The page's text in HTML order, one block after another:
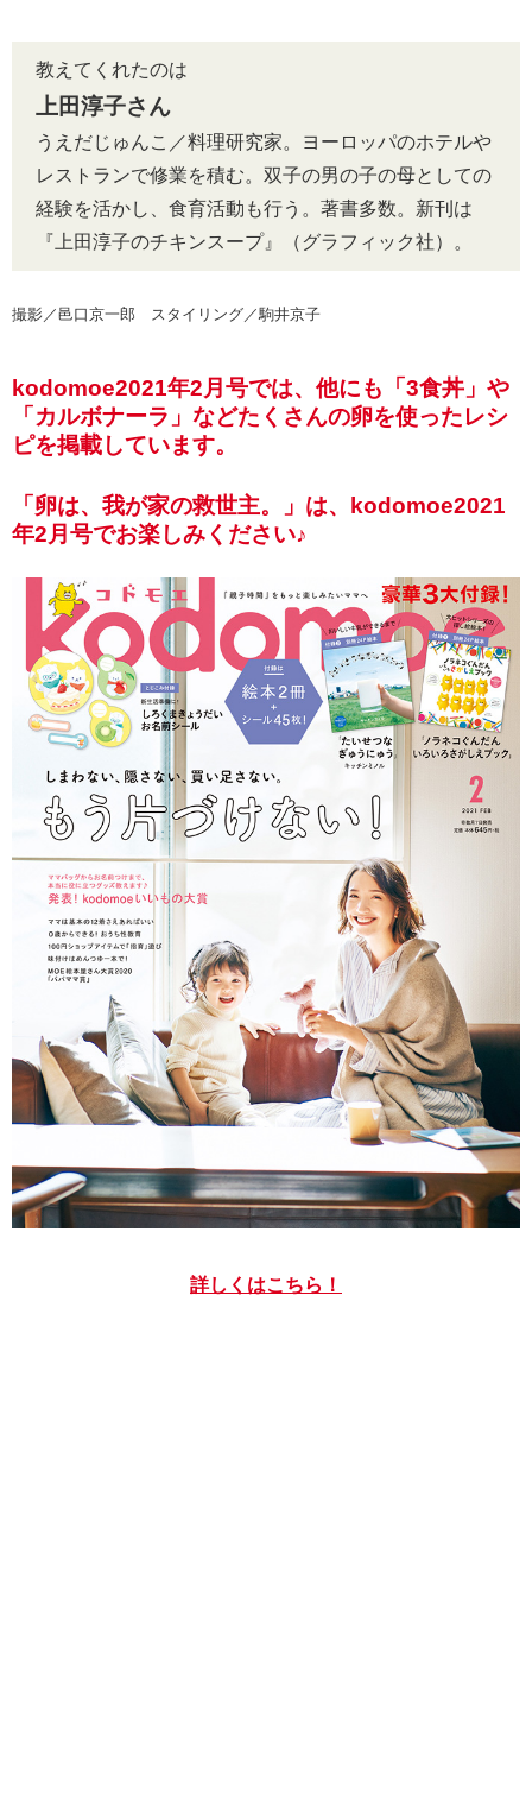
教えてくれたのは
上田淳子さん
うえだじゅんこ／料理研究家。ヨーロッパのホテルや
レストランで修業を積む。双子の男の子の母としての
経験を活かし、食育活動も行う。著書多数。新刊は
『上田淳子のチキンスープ』（グラフィック社）。
撮影／邑口京一郎 スタイリング／駒井京子
kodomoe2021年2月号では、他にも「3食丼」や
「カルボナーラ」などたくさんの卵を使ったレシ
ピを掲載しています。
「卵は、我が家の救世主。」は、kodomoe2021
年2月号でお楽しみください♪
詳しくはこちら！